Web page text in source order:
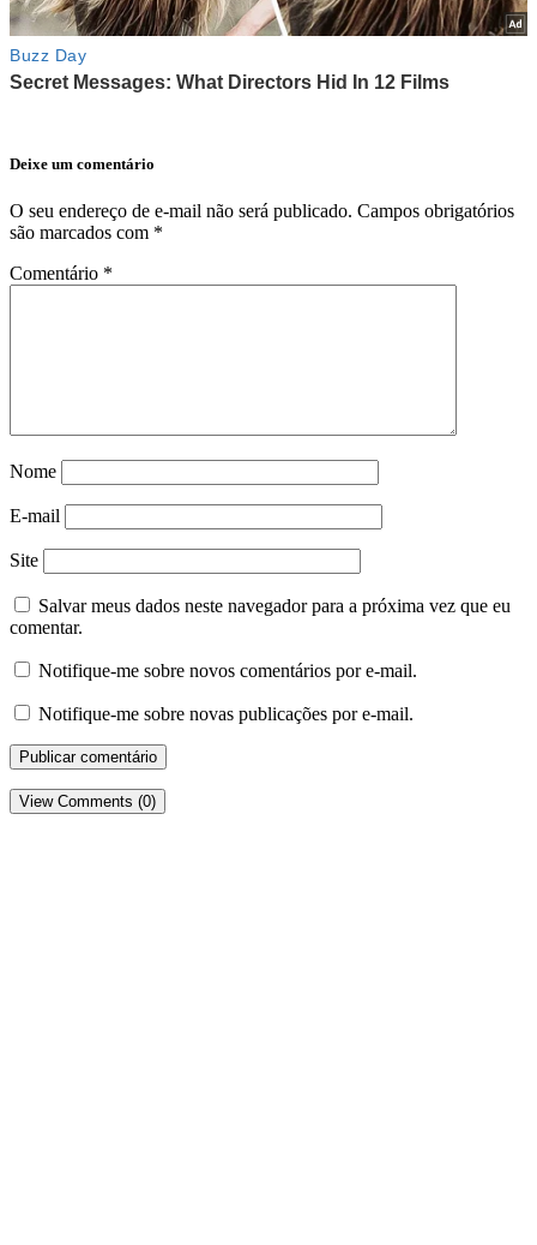
Deixe um comentário
O seu endereço de e-mail não será publicado. Campos obrigatórios
são marcados com *
Comentário *
Nome
E-mail
Site
Salvar meus dados neste navegador para a próxima vez que eu
comentar.
Notifique-me sobre novos comentários por e-mail.
Notifique-me sobre novas publicações por e-mail.
View Comments (0)